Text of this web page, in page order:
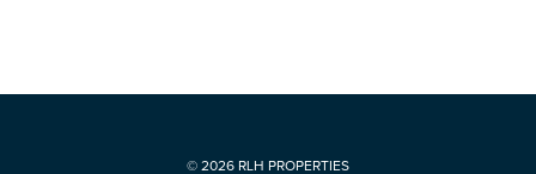
© 2026 RLH PROPERTIES